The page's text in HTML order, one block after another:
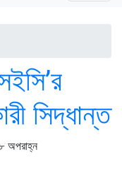
সিদ্ধান্ত
অপরাহ্ন